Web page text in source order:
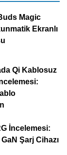
Magic
Ekranlı
Qi Kablosuz
İncelemesi:
Şarj Cihazı